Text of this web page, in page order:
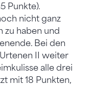
Punkte).
nicht ganz
zu haben und
Bei den
II weiter
alle drei
mit 18 Punkten,